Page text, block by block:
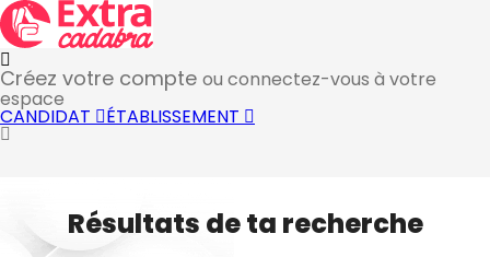
Créez votre compte ou connectez-vous à votre
espace
CANDIDAT ÉTABLISSEMENT
Résultats de ta recherche